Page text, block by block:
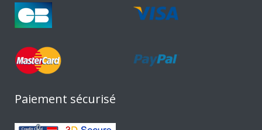
Paiement sécurisé